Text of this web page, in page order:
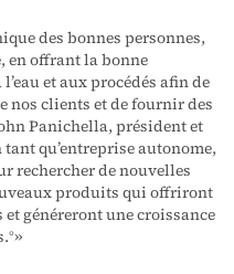
des bonnes personnes,
en offrant la bonne
et aux procédés afin de
nos clients et de fournir des
Panichella, président et
tant qu’entreprise autonome,
rechercher de nouvelles
produits qui offriront
généreront une croissance